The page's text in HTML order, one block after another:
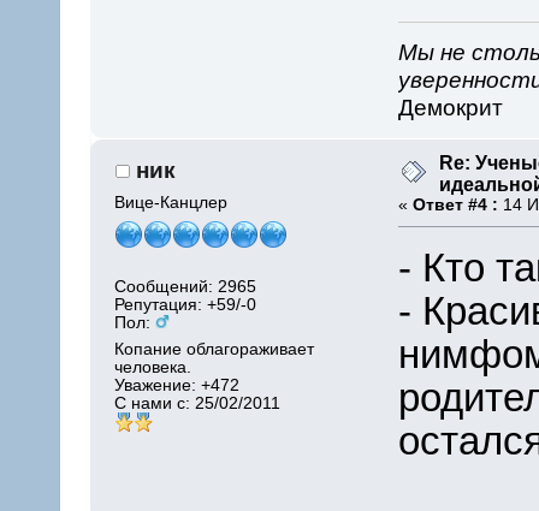
Мы не
Демокрит
ник
Вице-Канцлер
Сообщений: 2965
Репутация: +59/-0
Пол:
Копание облагораживает
человека.
Уважение:+472
С нами с: 25/02/2011
Re:
« Ответ #4 : 14
- Кто
-